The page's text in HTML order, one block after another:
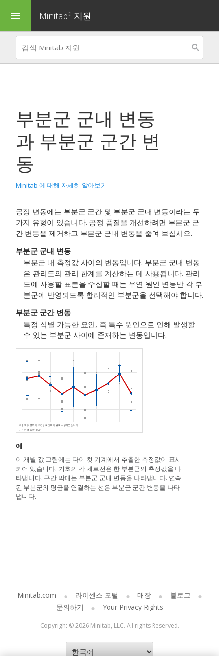
menu Minitab® 지원
부분군 군내 변동
과 부분군 군간 변
동
Minitab 에 대해 자세히 알아보기
공정 변동에는 부분군 군간 및 부분군 군내 변동이라는 두
가지 유형이 있습니다. 공정 품질을 개선하려면 부분군 군
간 변동을 제거하고 부분군 군내 변동을 줄여 보십시오.
부분군 군내 변동
부분군 내 측정값 사이의 변동입니다. 부분군 군내 변동
은 관리도의 관리 한계를 계산하는 데 사용됩니다. 관리
도에 사용할 표본을 수집할 때는 우연 원인 변동만 각 부
분군에 반영되도록 합리적인 부분군을 선택해야 합니다.
부분군 군간 변동
특정 식별 가능한 요인, 즉 특수 원인으로 인해 발생할
수 있는 부분군 사이에 존재하는 변동입니다.
예
이 개별 값 그림에는 다이 컷 기계에서 추출한 측정값이 표시
되어 있습니다. 기호의 각 세로선은 한 부분군의 측정값을 나
타냅니다. 구간 막대는 부분군 군내 변동을 나타냅니다. 연속
된 부분군의 평균을 연결하는 선은 부분군 군간 변동을 나타
냅니다.
Minitab.com 라이센스 포털 매장
블로그
문의하기
Your Privacy Rights
Copyright © 2026 Minitab, LLC. All rights Reserved.